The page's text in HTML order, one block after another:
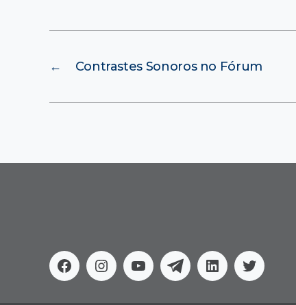
← Contrastes Sonoros no Fórum
FacebookInstagram
YoutubeTelegramLinkedinTwitter